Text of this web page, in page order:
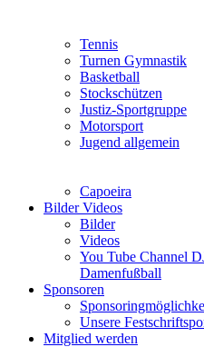
Tennis
Turnen Gymnastik
Basketball
Stockschützen
Justiz-Sportgruppe
Motorsport
Jugend allgemein
Capoeira
Bilder Videos
Bilder
Videos
You Tube Channel
Damenfußball
Sponsoren
Unsere
Mitglied werden